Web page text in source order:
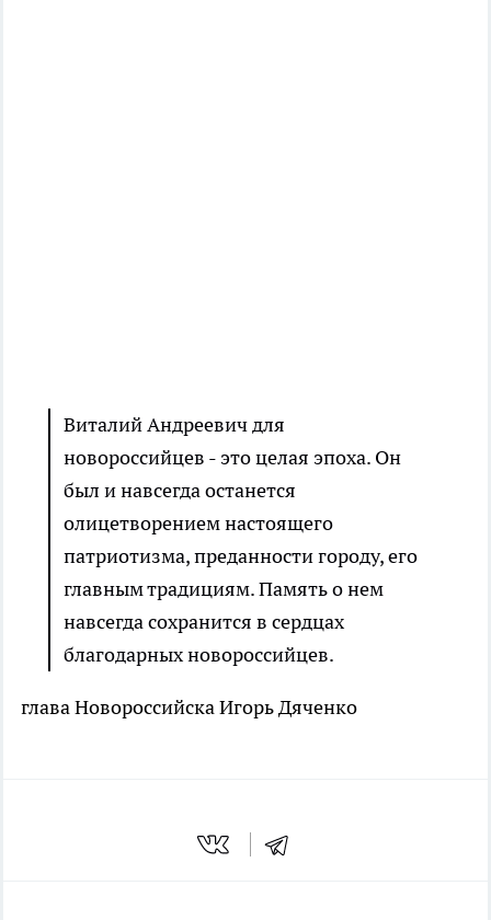
Виталий Андреевич для
новороссийцев - это целая эпоха. Он
был и навсегда останется
олицетворением настоящего
патриотизма, преданности городу, его
главным традициям. Память о нем
навсегда сохранится в сердцах
благодарных новороссийцев.
глава Новороссийска Игорь Дяченко